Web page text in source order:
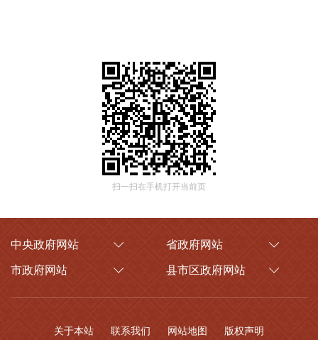
扫一扫在手机打开当前页
中央政府网站 省政府网站
市政府网站 县市区政府网站
关于本站 联系我们 网站地图 版权声明